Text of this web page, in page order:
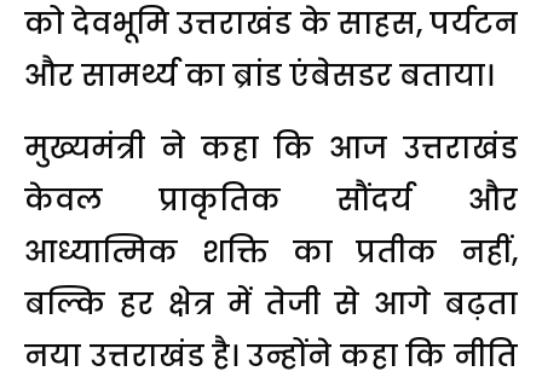
को देवभूमि उत्तराखंड के साहस, पर्यटन
और सामर्थ्य का ब्रांड एंबेसडर बताया।
मुख्यमंत्री ने कहा कि आज उत्तराखंड
केवल प्राकृतिक सौंदर्य और
आध्यात्मिक शक्ति का प्रतीक नहीं,
बल्कि हर क्षेत्र में तेजी से आगे बढ़ता
नया उत्तराखंड है। उन्होंने कहा कि नीति